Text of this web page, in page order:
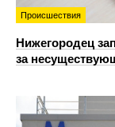
Происшествия
Нижегородец
за